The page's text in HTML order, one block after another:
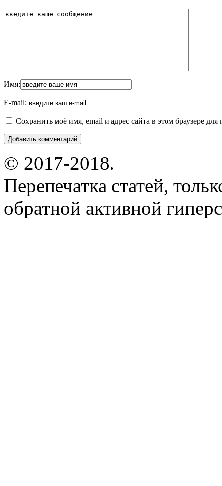
Имя:
E-mail:
Сохранить моё имя, email и адрес сайта в этом браузере
© 2017-2018.
Перепечатка статей,
обратной активной